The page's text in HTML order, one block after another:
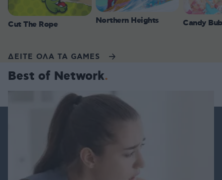
Cut The Rope Northern Heights Candy
ΔΕΙΤΕ ΟΛΑ ΤΑ GAMES
Best of Network